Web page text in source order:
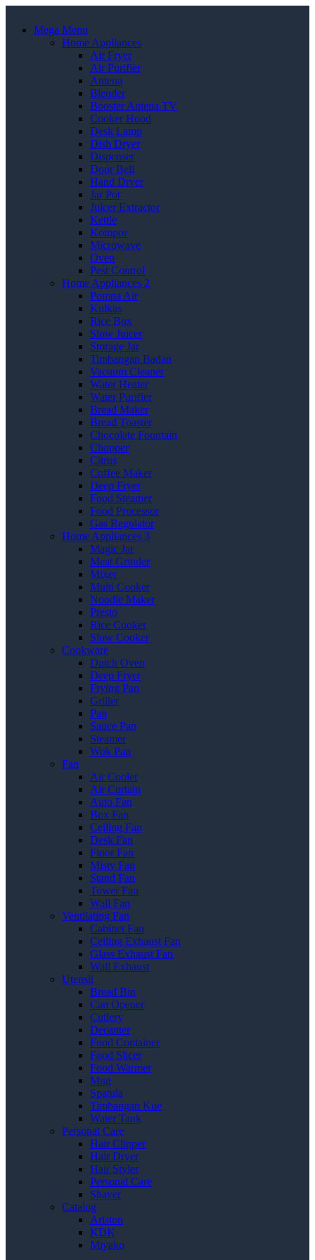
Mega Menu
Home Appliances
Air Fryer
Air Purifier
Antena
Blender
Booster Antena TV
Cooker Hood
Desk Lamp
Dish Dryer
Dispenser
Door Bell
Hand Dryer
Jar Pot
Juicer Extractor
Kettle
Kompor
Microwave
Oven
Pest Control
Home Appliances 2
Pompa Air
Kulkas
Rice Box
Slow Juicer
Storage Jar
Timbangan Badan
Vacuum Cleaner
Water Heater
Water Purifier
Bread Maker
Bread Toaster
Chocolate Fountain
Chopper
Citrus
Coffee Maker
Deep Fryer
Food Steamer
Food Processor
Gas Regulator
Home Appliances 3
Magic Jar
Meat Grinder
Mixer
Multi Cooker
Noodle Maker
Presto
Rice Cooker
Slow Cooker
Cookware
Dutch Oven
Deep Fryer
Frying Pan
Griller
Pan
Sauce Pan
Steamer
Wok Pan
Fan
Air Cooler
Air Curtain
Auto Fan
Box Fan
Ceiling Fan
Desk Fan
Floor Fan
Misty Fan
Stand Fan
Tower Fan
Wall Fan
Ventilating Fan
Cabinet Fan
Ceiling Exhaust Fan
Glass Exhaust Fan
Wall Exhaust
Utensil
Bread Bin
Can Opener
Cutlery
Decanter
Food Container
Food Slicer
Food Warmer
Mug
Spatula
Timbangan Kue
Water Tank
Personal Care
Hair Clipper
Hair Dryer
Hair Styler
Personal Care
Shaver
Catalog
Ariston
KDK
Miyako